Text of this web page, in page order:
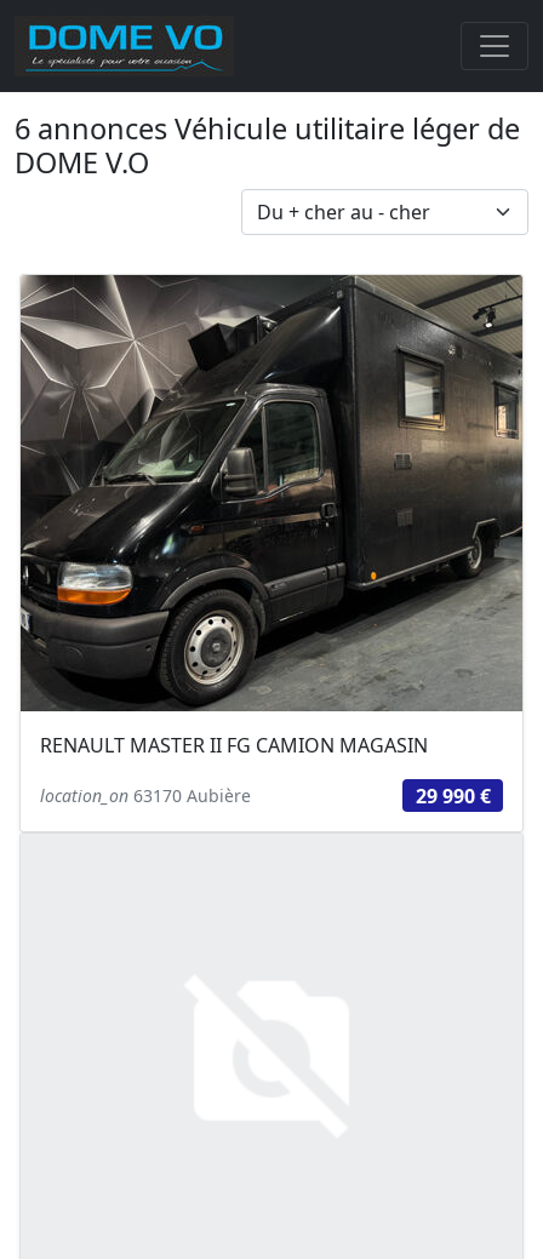
6 annonces Véhicule utilitaire léger de
DOME V.O
RENAULT MASTER II FG CAMION MAGASIN
location_on 63170 Aubière 29 990 €